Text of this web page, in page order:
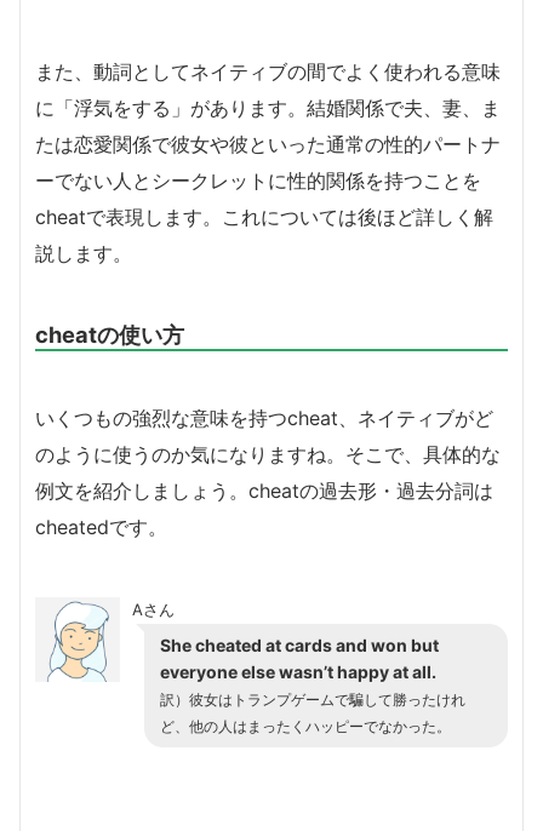
また、動詞としてネイティブの間でよく使われる意味
に「浮気をする」があります。結婚関係で夫、妻、ま
たは恋愛関係で彼女や彼といった通常の性的パートナ
ーでない人とシークレットに性的関係を持つことを
cheatで表現します。これについては後ほど詳しく解
説します。
cheatの使い方
いくつもの強烈な意味を持つcheat、ネイティブがど
のように使うのか気になりますね。そこで、具体的な
例文を紹介しましょう。cheatの過去形・過去分詞は
cheatedです。
Aさん
She cheated at cards and won but
everyone else wasn’t happy at all.
訳）彼女はトランプゲームで騙して勝ったけれ
ど、他の人はまったくハッピーでなかった。